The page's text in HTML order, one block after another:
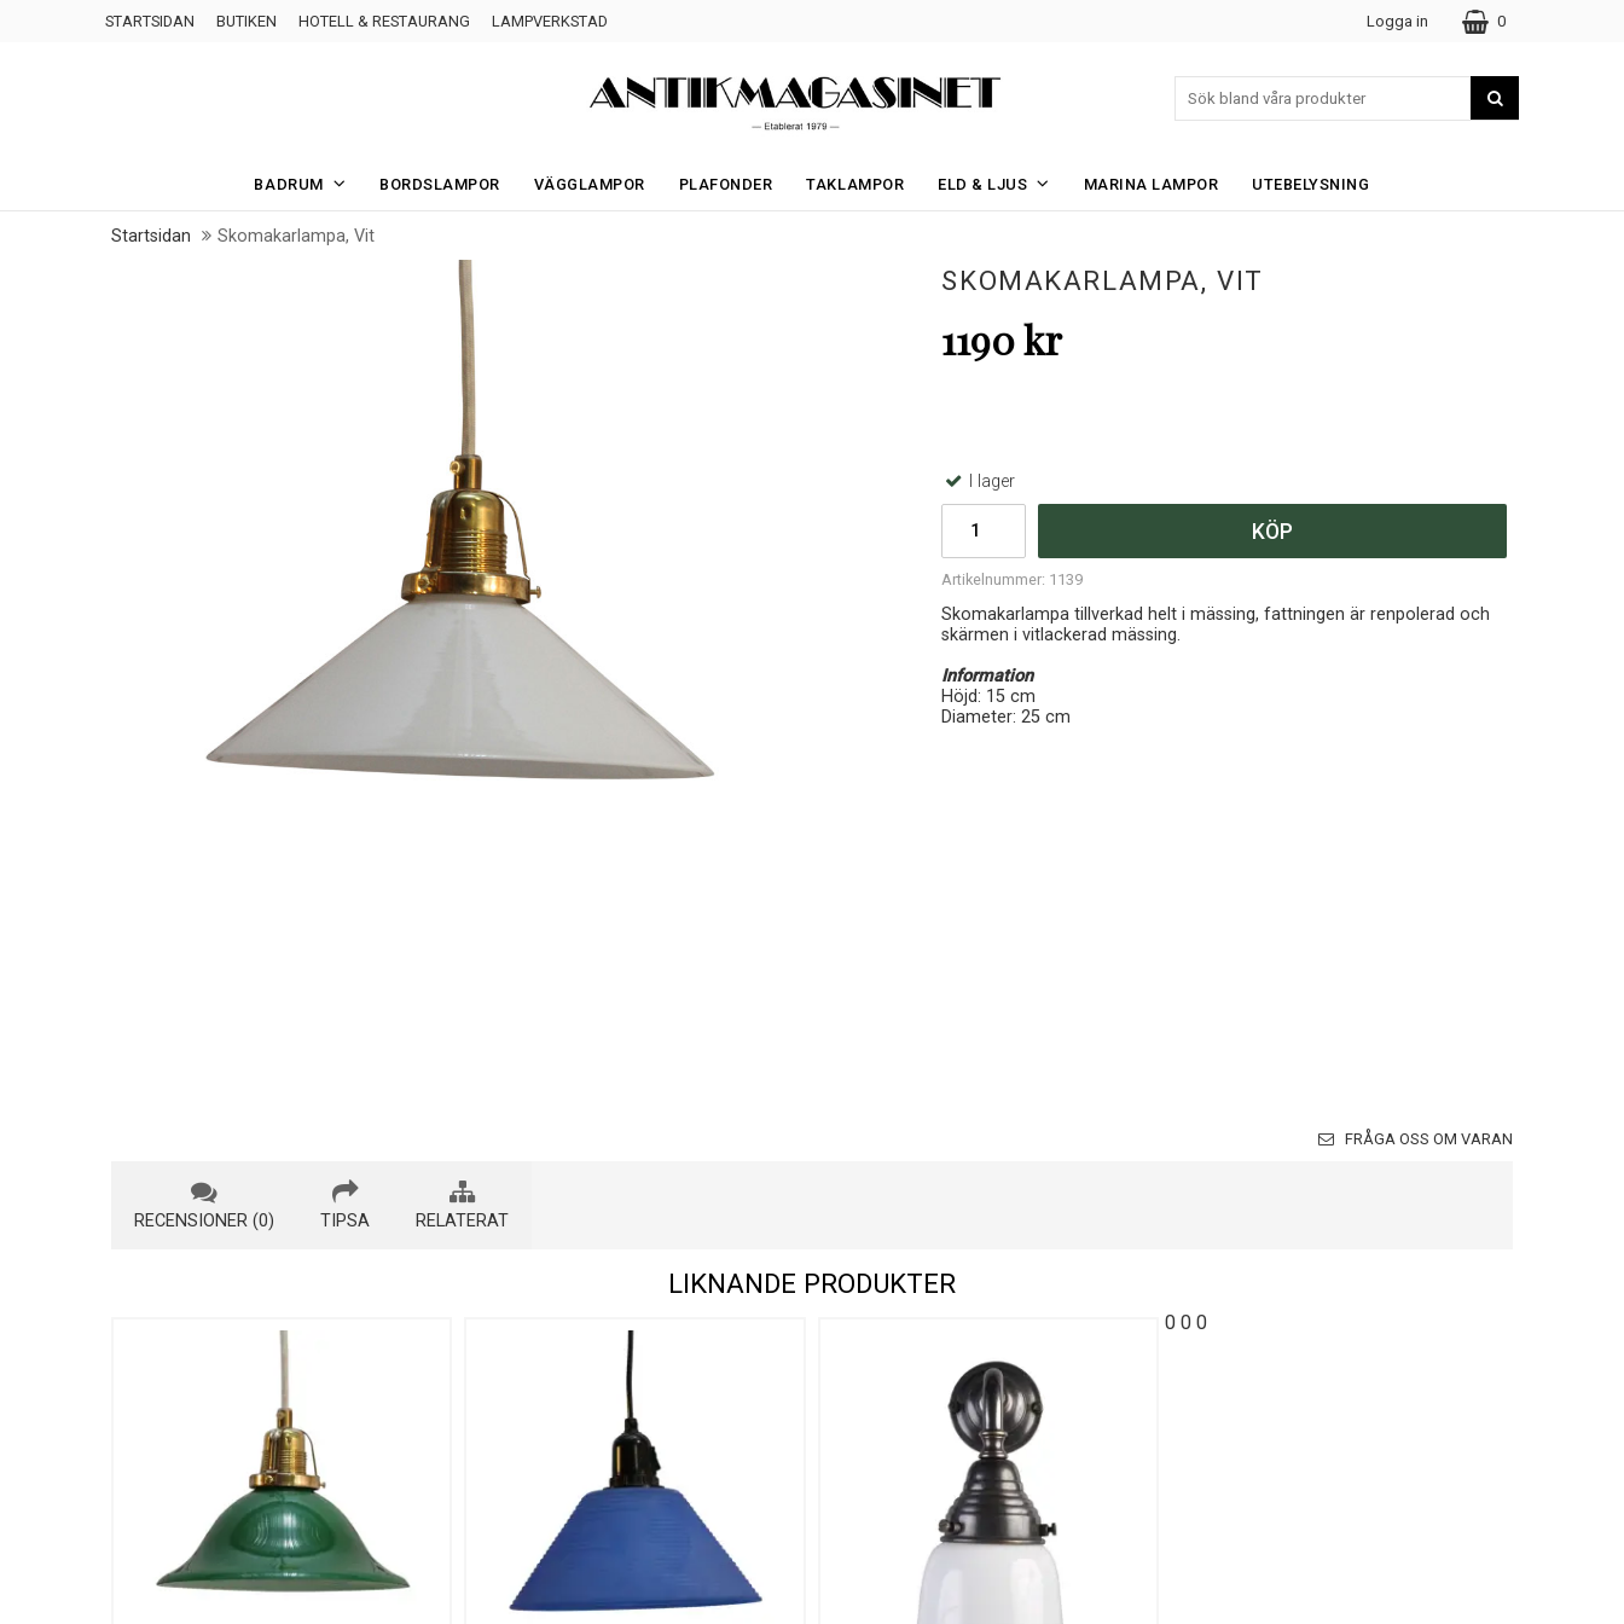
STARTSIDAN BUTIKEN HOTELL & RESTAURANG LAMPVERKSTAD Logga in 0
BADRUM BORDSLAMPOR VÄGGLAMPOR PLAFONDER TAKLAMPOR ELD & LJUS MARINA LAMPOR UTEBELYSNING
Startsidan Skomakarlampa, Vit
SKOMAKARLAMPA, VIT
1190 kr
I lager
KÖP
Artikelnummer: 1139
Skomakarlampa tillverkad helt i mässing, fattningen är renpolerad och
skärmen i vitlackerad mässing.
Information
Höjd: 15 cm
Diameter: 25 cm
FRÅGA OSS OM VARAN
RECENSIONER (0) TIPSA RELATERAT
LIKNANDE PRODUKTER
000